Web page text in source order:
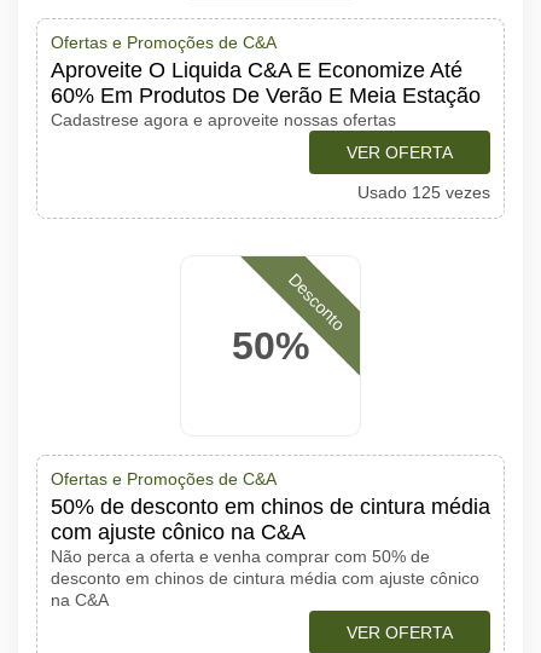
Ofertas e Promoções de C&A
Aproveite O Liquida C&A E Economize Até
60% Em Produtos De Verão E Meia Estação
Cadastrese agora e aproveite nossas ofertas
VER OFERTA
Usado 125 vezes
50%
Desconto
Ofertas e Promoções de C&A
50% de desconto em chinos de cintura média
com ajuste cônico na C&A
Não perca a oferta e venha comprar com 50% de
desconto em chinos de cintura média com ajuste cônico
na C&A
VER OFERTA